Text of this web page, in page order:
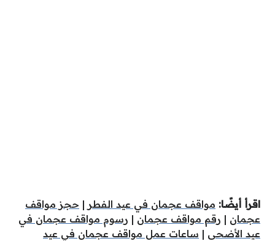
اقرأ أيضًا: مواقف عجمان في عيد الفطر | حجز مواقف
عجمان | رقم مواقف عجمان | رسوم مواقف عجمان في
عيد الأضحى | ساعات عمل مواقف عجمان في عيد